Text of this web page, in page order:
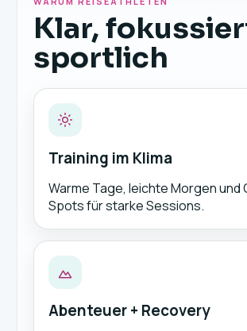
Klar,
sportlich
Training im Klima
Warme Tage, leichte Morgen und
Spots für starke Sessions.
Abenteuer + Recovery